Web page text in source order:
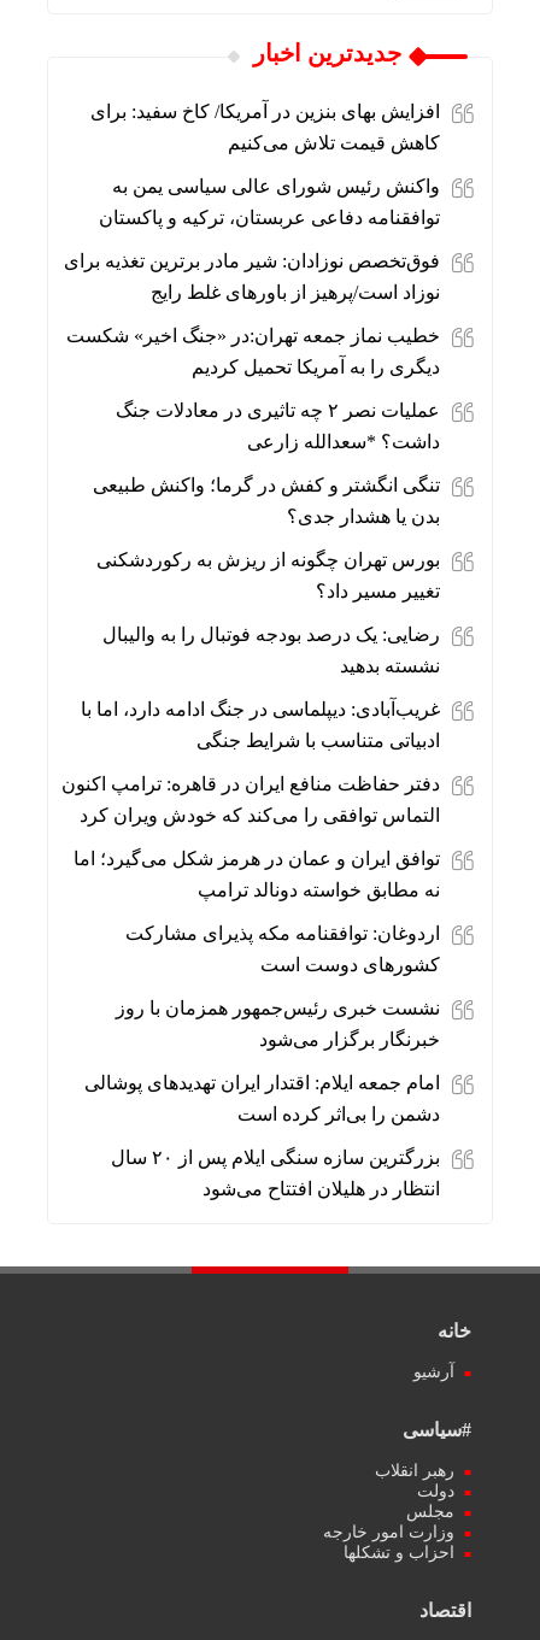
جديدترين اخبار
افزایش بهای بنزین در آمریکا/ کاخ سفید: برای
کاهش قیمت تلاش می‌کنیم
واکنش رئیس شورای عالی سیاسی یمن به
توافقنامه دفاعی عربستان، ترکیه و پاکستان
فوق‌تخصص نوزادان: شیر مادر برترین تغذیه برای
نوزاد است/پرهیز از باورهای غلط رایج
خطیب نماز جمعه تهران:در «جنگ اخیر» شکست
دیگری را به آمریکا تحمیل کردیم
عملیات نصر ۲ چه تاثیری در معادلات جنگ
داشت؟ *سعدالله زارعی
تنگی انگشتر و کفش در گرما؛ واکنش طبیعی
بدن یا هشدار جدی؟
بورس تهران چگونه از ریزش به رکوردشکنی
تغییر مسیر داد؟
رضایی: یک درصد بودجه فوتبال را به والیبال
نشسته بدهید
غریب‌آبادی: دیپلماسی در جنگ ادامه دارد، اما با
ادبیاتی متناسب با شرایط جنگی
دفتر حفاظت منافع ایران در قاهره: ترامپ اکنون
التماس توافقی را می‌کند که خودش ویران کرد
توافق ایران و عمان در هرمز شکل می‌گیرد؛ اما
نه مطابق خواسته دونالد ترامپ
اردوغان: توافقنامه مکه پذیرای مشارکت
کشورهای دوست است
نشست خبری رئیس‌جمهور همزمان با روز
خبرنگار برگزار می‌شود
امام جمعه ایلام: اقتدار ایران تهدیدهای پوشالی
دشمن را بی‌اثر کرده است
بزرگترین سازه سنگی ایلام پس از ۲۰ سال
انتظار در هلیلان افتتاح می‌شود
خانه
آرشیو
#سیاسی
رهبر انقلاب
دولت
مجلس
وزارت امور خارجه
احزاب و تشکلها
اقتصاد